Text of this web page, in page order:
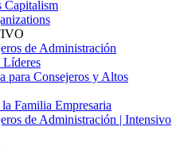
Capitalism
de Administración
Líderes
para Consejeros y Altos
Familia Empresaria
de Administración | Intensivo